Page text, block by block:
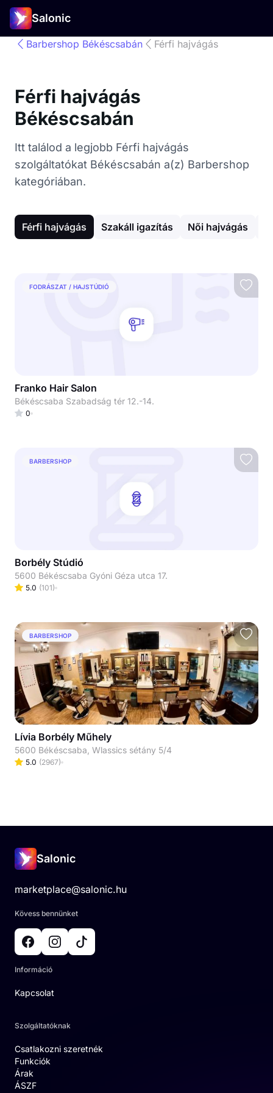
Salonic
Barbershop Békéscsabán Férfi hajvágás
Férfi hajvágás
Békéscsabán
Itt találod a legjobb Férfi hajvágás
szolgáltatókat Békéscsabán a(z) Barbershop
kategóriában.
Férfi hajvágás Szakáll igazítás Női hajvágás
FODRÁSZAT / HAJSTÚDIÓ
Franko Hair Salon
Békéscsaba Szabadság tér 12.-14.
0
BARBERSHOP
Borbély Stúdió
5600 Békéscsaba Gyóni Géza utca 17.
5.0 (101)
BARBERSHOP
Lívia Borbély Műhely
5600 Békéscsaba, Wlassics sétány 5/4
5.0 (2967)
Salonic
marketplace@salonic.hu
Kövess bennünket
Információ
Kapcsolat
Szolgáltatóknak
Csatlakozni szeretnék
Funkciók
Árak
ÁSZF